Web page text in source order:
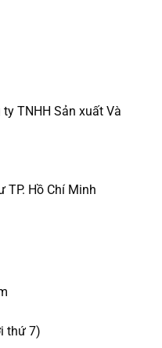
TNHH Sản xuất Và
TP. Hồ Chí Minh
thứ 7)